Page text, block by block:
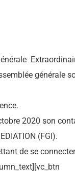
générale
2020 son
(FGI).
de se